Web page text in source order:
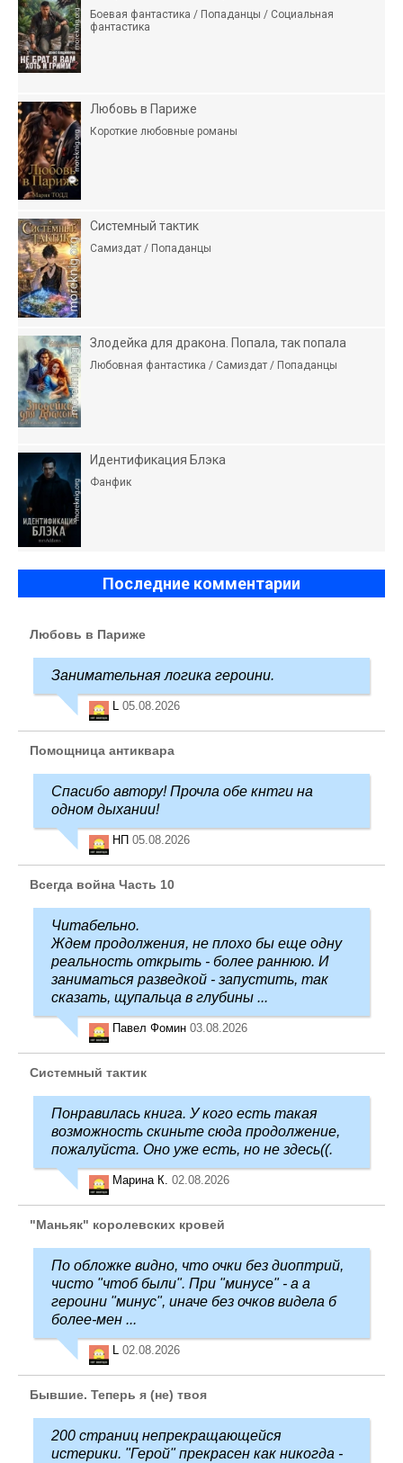
Боевая фантастика / Попаданцы / Социальная
фантастика
Любовь в Париже
Короткие любовные романы
Системный тактик
Самиздат / Попаданцы
Злодейка для дракона. Попала, так попала
Любовная фантастика / Самиздат / Попаданцы
Идентификация Блэка
Фанфик
Последние комментарии
Любовь в Париже
Занимательная логика героини.
L 05.08.2026
Помощница антиквара
Спасибо автору! Прочла обе кнтги на
одном дыхании!
НП 05.08.2026
Всегда война Часть 10
Читабельно.
Ждем продолжения, не плохо бы еще одну
реальность открыть - более раннюю. И
заниматься разведкой - запустить, так
сказать, щупальца в глубины ...
Павел Фомин 03.08.2026
Системный тактик
Понравилась книга. У кого есть такая
возможность скиньте сюда продолжение,
пожалуйста. Оно уже есть, но не здесь((.
Марина К. 02.08.2026
"Маньяк" королевских кровей
По обложке видно, что очки без диоптрий,
чисто "чтоб были". При "минусе" - а а
героини "минус", иначе без очков видела б
более-мен ...
L 02.08.2026
Бывшие. Теперь я (не) твоя
200 страниц непрекращающейся
истерики. "Герой" прекрасен как никогда -